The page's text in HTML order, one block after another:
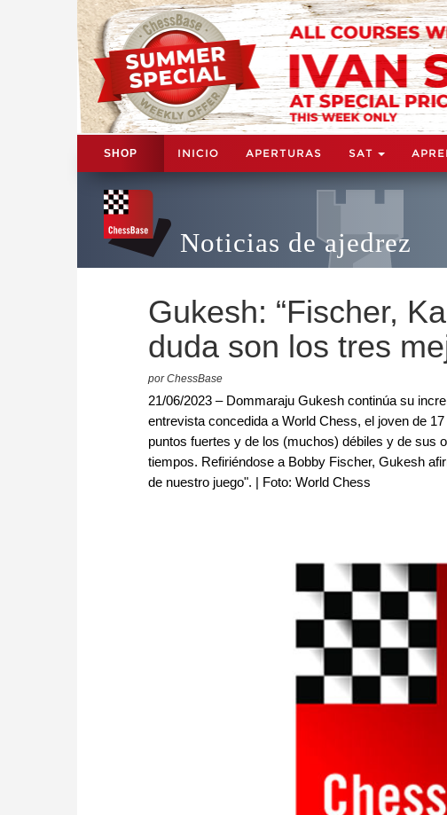
SHOP INICIO APERTURAS SAT
Noticias de ajedrez
Gukesh: “Fischer,
duda son los tres
por ChessBase
21/06/2023 – Dommaraju Gukesh continúa su
entrevista concedida a World Chess, el joven de
puntos fuertes y de los (muchos) débiles y de sus
tiempos. Refiriéndose a Bobby Fischer, Gukesh
de nuestro juego". | Foto: World Chess